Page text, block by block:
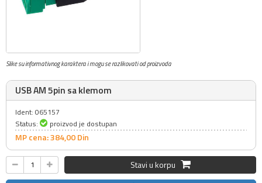
Slike su informativnog karaktera i mogu se razlikovati od proizvoda
USB AM 5pin sa klemom
Ident: 065157
Status:
proizvod je dostupan
MP cena: 384,00Din
Stavi u korpu